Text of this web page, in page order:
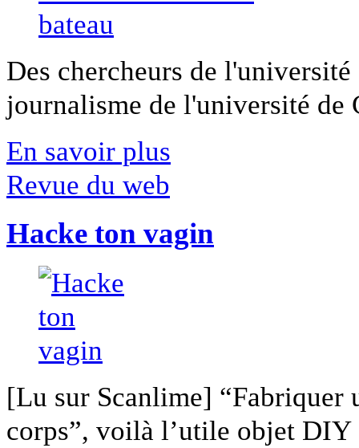
Des chercheurs de
journalisme de l'université
En savoir plus
Revue du web
Hacke ton vagin
[Lu sur Scanlime] “Fabriquer
corps”, voilà l’utile objet